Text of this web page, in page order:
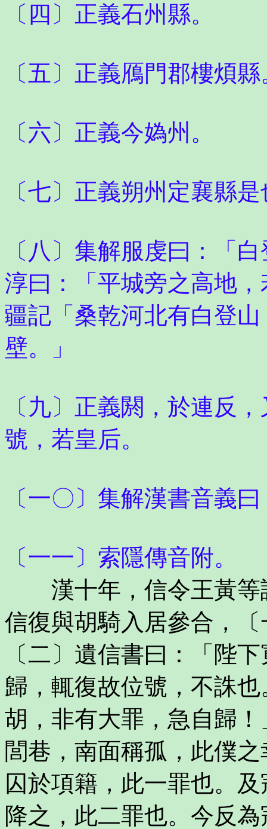
〔四〕正義石州縣。
〔五〕正義鴈門郡樓煩縣
〔六〕正義今媯州。
〔七〕正義朔州定襄縣
〔八〕集解服虔曰：「
淳曰：「平城旁之高地
疆記「桑乾河北有白登
壁。」
〔九〕正義閼，於連反
號，若皇后。
〔一〇〕集解漢書音義
〔一一〕索隱傳音附。
漢十年，信令王黃等
信復與胡騎入居參合，
〔二〕遺信書曰：「陛
歸，輒復故位號，不誅
胡，非有大罪，急自歸
閭巷，南面稱孤，此僕
囚於項籍，此一罪也。
降之，此二罪也。今反